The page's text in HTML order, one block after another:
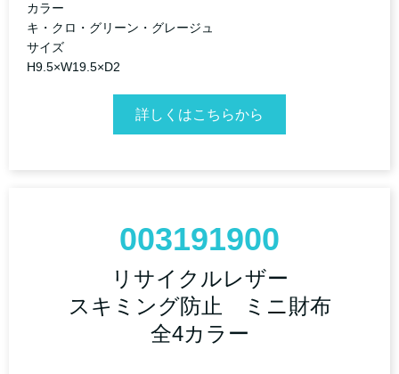
カラー
キ・クロ・グリーン・グレージュ
サイズ
H9.5×W19.5×D2
詳しくはこちらから
003191900
リサイクルレザー
スキミング防止 ミニ財布
全4カラー